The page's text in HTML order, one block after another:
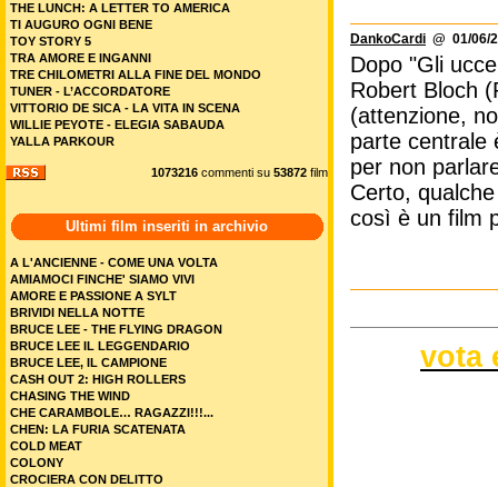
DankoCardi @ 01/06/
Dopo "Gli
Robert Bloch
(attenzione,
parte centrale
per non
Certo,
così è un film
vota
THE LUNCH: A LETTER TO AMERICA
TI AUGURO OGNI BENE
TOY STORY 5
TRA AMORE E INGANNI
TRE CHILOMETRI ALLA FINE DEL MONDO
TUNER - L’ACCORDATORE
VITTORIO DE SICA - LA VITA IN SCENA
WILLIE PEYOTE - ELEGIA SABAUDA
YALLA PARKOUR
1073216 commenti su 53872 film
Ultimi film inseriti in archivio
A L'ANCIENNE - COME UNA VOLTA
AMIAMOCI FINCHE' SIAMO VIVI
AMORE E PASSIONE A SYLT
BRIVIDI NELLA NOTTE
BRUCE LEE - THE FLYING DRAGON
BRUCE LEE IL LEGGENDARIO
BRUCE LEE, IL CAMPIONE
CASH OUT 2: HIGH ROLLERS
CHASING THE WIND
CHE CARAMBOLE… RAGAZZI!!!...
CHEN: LA FURIA SCATENATA
COLD MEAT
COLONY
CROCIERA CON DELITTO